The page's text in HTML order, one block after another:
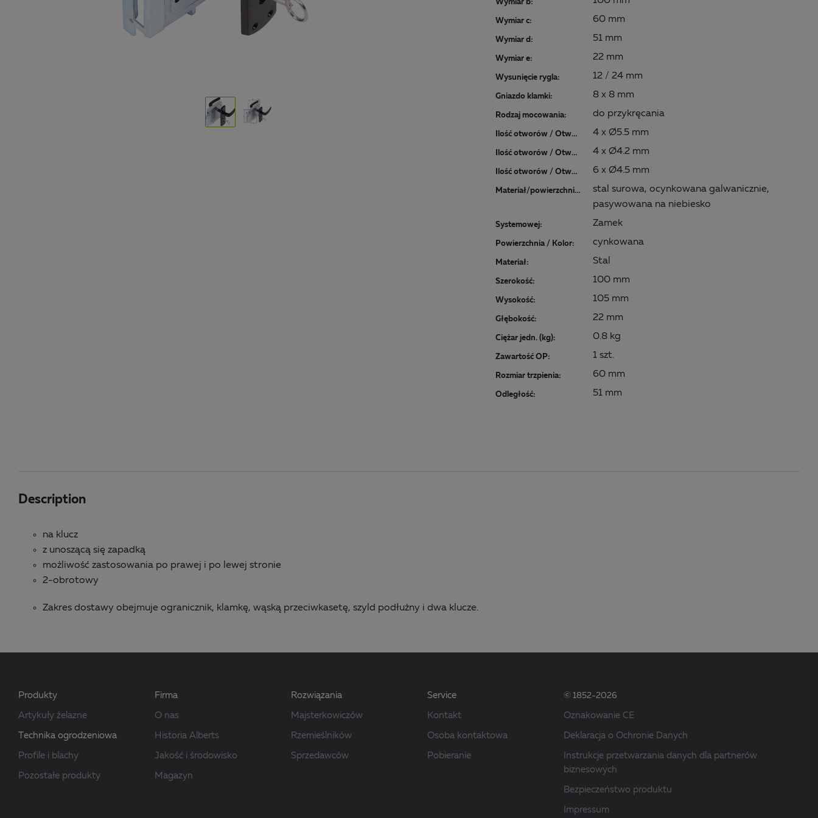
Wymiar b:
Wymiar c: 60 mm
Wymiar d: 51 mm
Wymiar e: 22 mm
Wysunięcie rygla: 12 / 24 mm
Gniazdo klamki: 8 x 8 mm
Rodzaj mocowania: do przykręcania
Ilość otworów / Otwór-Ø: 4 x Ø5.5 mm
Ilość otworów / Otwór-Ø: 4 x Ø4.2 mm
Ilość otworów / Otwór-Ø: 6 x Ø4.5 mm
Materiał/powierzchnia:
stal surowa, ocynkowana galwanicznie,
pasywowana na niebiesko
Systemowej: Zamek
Powierzchnia / Kolor: cynkowana
Materiał: Stal
Szerokość: 100 mm
Wysokość: 105 mm
Głębokość: 22 mm
Ciężar jedn. (kg): 0.8 kg
Zawartość OP: 1 szt.
Rozmiar trzpienia: 60 mm
Odległość: 51 mm
Description
na klucz
z unoszącą się zapadką
możliwość zastosowania po prawej i po lewej stronie
2-obrotowy
Zakres dostawy obejmuje ogranicznik, klamkę, wąską przeciwkasetę, szyld podłużny i dwa klucze.
Produkty
Artykuły żelazne
Technika ogrodzeniowa
Profile i blachy
Pozostałe produkty
Firma
O nas
Historia Alberts
Jakość i środowisko
Magazyn
Rozwiązania
Majsterkowiczów
Rzemieślników
Sprzedawców
Service
Kontakt
Osoba kontaktowa
Pobieranie
© 1852-2026
Oznakowanie CE
Deklaracja o Ochronie Danych
Instrukcje przetwarzania danych dla partnerów
biznesowych
Bezpieczeństwo produktu
Impressum